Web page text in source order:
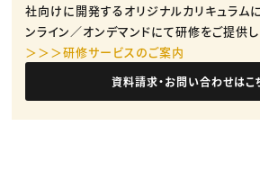
社向けに開発するオリジナルカリキュラム
ンライン／オンデマンドにて研修をご提供し
＞＞＞研修サービスのご案内
資料請求・お問い合わせはこ